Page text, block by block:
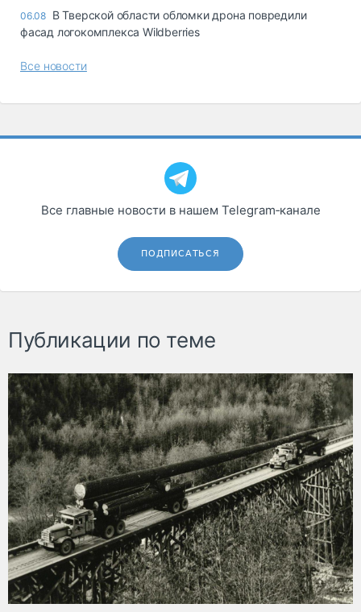
06.08 В Тверской области обломки дрона повредили
фасад логокомплекса Wildberries
Все новости
Все главные новости в нашем Telegram‑канале
ПОДПИСАТЬСЯ
Публикации по теме